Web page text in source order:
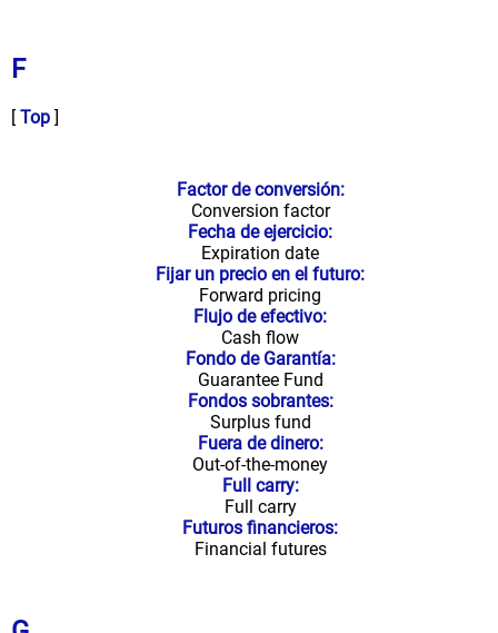
F
[Top ]
Factor de conversión:
Conversion factor
Fecha de ejercicio:
Expiration date
Fijar un precio en el futuro:
Forward pricing
Flujo de efectivo:
Cash flow
Fondo de Garantía:
Guarantee Fund
Fondos sobrantes:
Surplus fund
Fuera de dinero:
Out-of-the-money
Full carry:
Full carry
Futuros financieros:
Financial futures